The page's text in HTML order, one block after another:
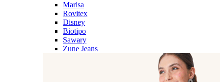
Marisa
Rovitex
Disney
Biotipo
Sawary
Zune Jeans